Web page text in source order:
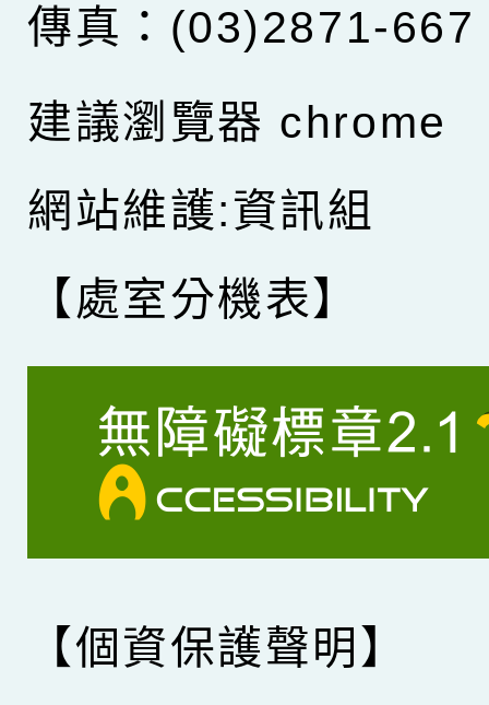
傳真：(03)2871-667
建議瀏覽器 chrome
網站維護:資訊組
【處室分機表】
【個資保護聲明】